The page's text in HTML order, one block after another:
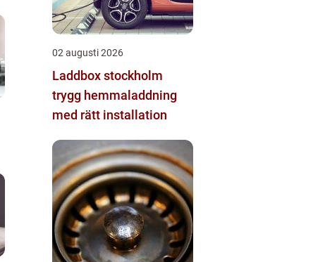
02 augusti 2026
Laddbox stockholm
trygg hemmaladdning
med rätt installation